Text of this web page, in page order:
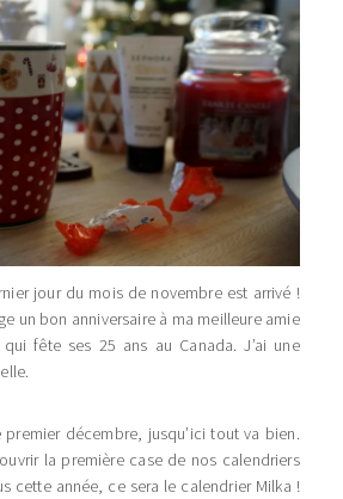
jour du mois de novembre est arrivé !
un bon anniversaire à ma meilleure amie
fête ses 25 ans au Canada. J’ai une
premier décembre, jusqu’ici tout va bien.
la première case de nos calendriers
cette année, ce sera le calendrier Milka !